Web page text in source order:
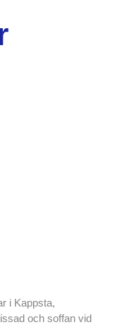
i Kappsta,
och soffan vid